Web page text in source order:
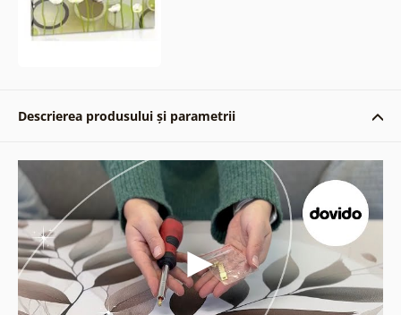
Descrierea produsului și parametrii